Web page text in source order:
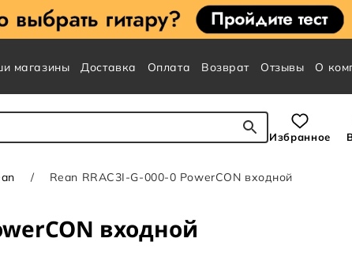
магазины Доставка Оплата Возврат Отзывы О
Избранное
Rean RRAC3I-G-000-0 PowerCON входной
входной